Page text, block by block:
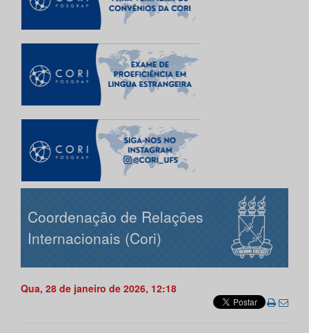
Coordenação de Relações
Internacionais (Cori)
Qua, 28 de janeiro de 2026, 12:18